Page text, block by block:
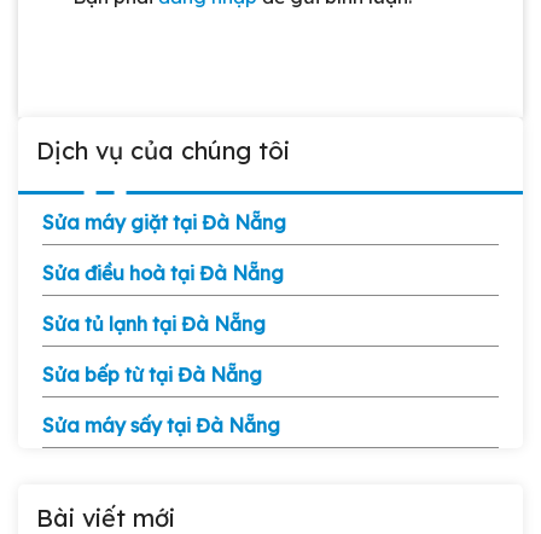
Dịch vụ của chúng tôi
Sửa máy giặt tại Đà Nẵng
Sửa điều hoà tại Đà Nẵng
Sửa tủ lạnh tại Đà Nẵng
Sửa bếp từ tại Đà Nẵng
Sửa máy sấy tại Đà Nẵng
Bài viết mới